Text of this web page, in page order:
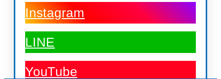
Instagram
LINE
YouTube